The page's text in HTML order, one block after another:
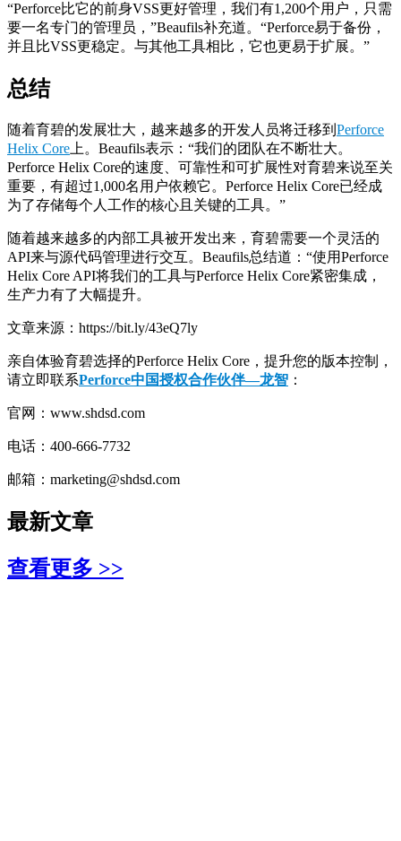
“Perforce比它的前身VSS更好管理，我们有1,200个用户，只需
要一名专门的管理员，”Beaufils补充道。“Perforce易于备份，
并且比VSS更稳定。与其他工具相比，它也更易于扩展。”
总结
随着育碧的发展壮大，越来越多的开发人员将迁移到 Perforce
Helix Core 上。Beaufils表示：“我们的团队在不断壮大。
Perforce Helix Core的速度、可靠性和可扩展性对育碧来说至关
重要，有超过1,000名用户依赖它。Perforce Helix Core已经成
为了存储每个人工作的核心且关键的工具。”
随着越来越多的内部工具被开发出来，育碧需要一个灵活的
API来与源代码管理进行交互。Beaufils总结道：“使用Perforce
Helix Core API将我们的工具与Perforce Helix Core紧密集成，
生产力有了大幅提升。
文章来源：https://bit.ly/43eQ7ly
亲自体验育碧选择的Perforce Helix Core，提升您的版本控制，
请立即联系Perforce中国授权合作伙伴—龙智 ：
官网：www.shdsd.com
电话：400-666-7732
邮箱：marketing@shdsd.com
最新文章
查看更多 >>